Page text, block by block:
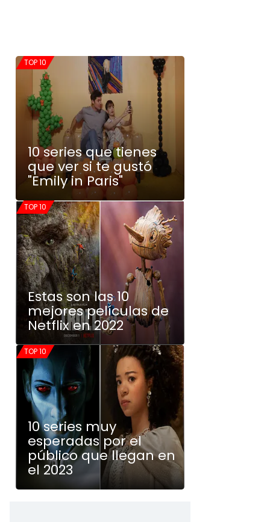
TOP 10
10 series que tienes
que ver si te gustó
"Emily in Paris"
TOP 10
Estas son las 10
mejores películas de
Netflix en 2022
TOP 10
10 series muy
esperadas por el
público que llegan en
el 2023